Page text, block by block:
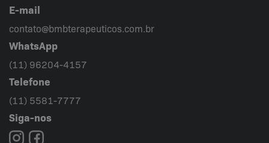
E-mail
contato@bmbterapeuticos.com.br
WhatsApp
(11) 96204-4157
Telefone
(11) 5581-7777
Siga-nos